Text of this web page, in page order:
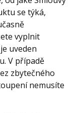
se týká,
vyplnit
uveden
V případě
zbytečného
nemusíte